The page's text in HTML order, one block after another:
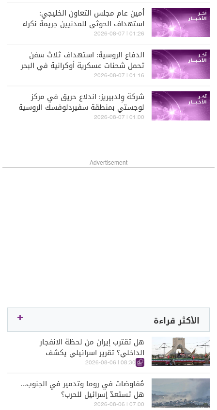
أمين عام مجلس التعاون الخليجي:
استهداف الحوثي للمدنيين جريمة نكراء
01:26 | 2026-08-07
الدفاع الروسية: استهداف ثلاث سفن
تحمل شحنات عسكرية أوكرانية في البحر
الأسود
01:16 | 2026-08-07
شركة وِلدبيريز: اندلاع حريق في مركز
لوجستي بمنطقة سفيردلوفسك الروسية
جراء تعرضه لهجوم
01:00 | 2026-08-07
Advertisement
الأكثر قراءة
هل تقترب إيران من لحظة الانفجار
الداخلي؟ تقرير اسرائيلي يكشف
الكواليس
08:30 | 2026-08-06
مُفاوضات في روما وتدمير في الجنوب...
هل تستعدّ إسرائيل للحرب؟
07:00 | 2026-08-06